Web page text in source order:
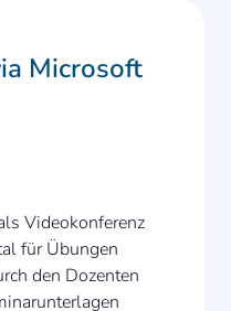
Microsoft
Videokonferenz
für Übungen
den Dozenten